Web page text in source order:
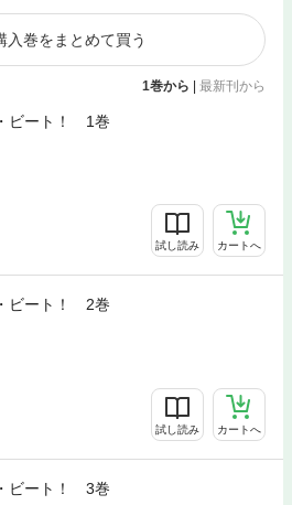
入巻をまとめて買う
1巻から 最新刊から
ビート！ 1巻
試し読み カートへ
ビート！ 2巻
試し読み カートへ
ビート！ 3巻